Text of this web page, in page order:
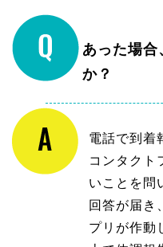
あった場
か？
電話で到着
コンタクト
いことを問
回答が届き
プリが作動